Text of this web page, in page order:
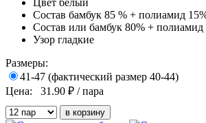
Цвет белый
Состав бамбук 85 % + полиамид
Состав или бамбук 80% + полиамид
Узор гладкие
Размеры:
41-47 (фактический размер 40-44)
Цена:
31.90 ₽ / пара